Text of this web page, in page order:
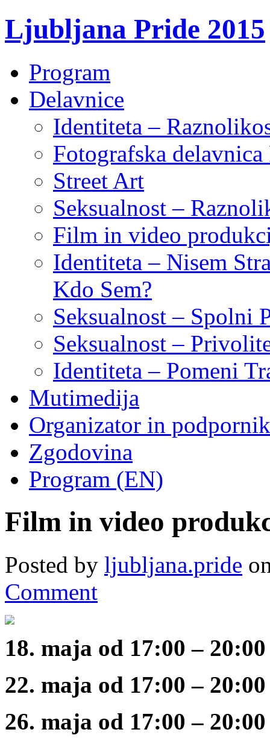
Ljubljana Pride 2015
Program
Delavnice
Identiteta –
Fotografska
Street Art
Seksualnost –
Film in video
Identiteta – Nisem
Kdo Sem?
Seksualnost – Spolni
Seksualnost –
Identiteta – Pomeni
Mutimedija
Organizator in
Zgodovina
Program (EN)
Film in video
Posted by ljubljana.pride
Comment
18. maja od 17:00 – 20:00
22. maja od 17:00 – 20:00
26. maja od 17:00 – 20:00